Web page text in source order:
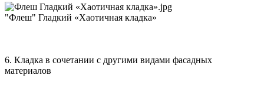
"Флеш" Гладкий «Хаотичная кладка»
6. Кладка в сочетании с другими видами фасадных
материалов